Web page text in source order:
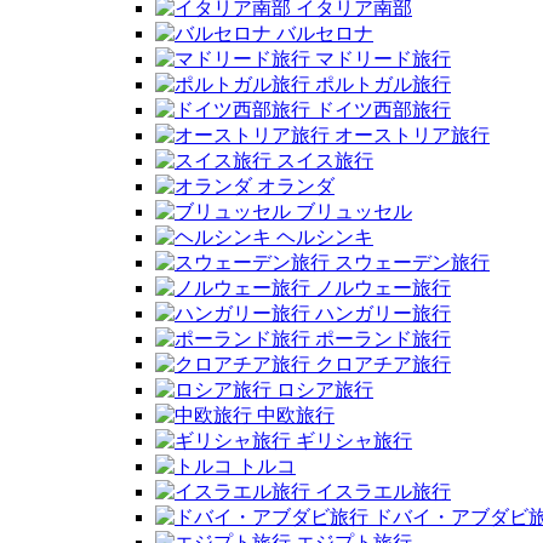
イタリア南部
バルセロナ
マドリード旅行
ポルトガル旅行
ドイツ西部旅行
オーストリア旅行
スイス旅行
オランダ
ブリュッセル
ヘルシンキ
スウェーデン旅行
ノルウェー旅行
ハンガリー旅行
ポーランド旅行
クロアチア旅行
ロシア旅行
中欧旅行
ギリシャ旅行
トルコ
イスラエル旅行
ドバイ・アブダビ